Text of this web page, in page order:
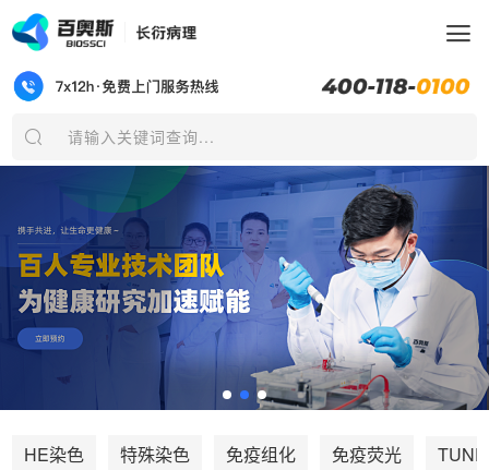
请输入关键词查询...
HE染色 特殊染色 免疫组化 免疫荧光